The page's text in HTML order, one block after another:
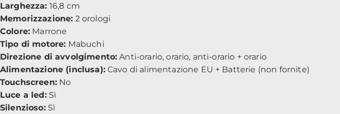
Larghezza: 16,8 cm
Memorizzazione: 2 orologi
Colore: Marrone
Tipo di motore: Mabuchi
Direzione di avvolgimento: Anti-orario, orario, anti-orario + orario
Alimentazione (inclusa):Cavo di alimentazione EU + Batterie (non fornite)
Touchscreen:No
Luce a led:Sì
Silenzioso:Sì